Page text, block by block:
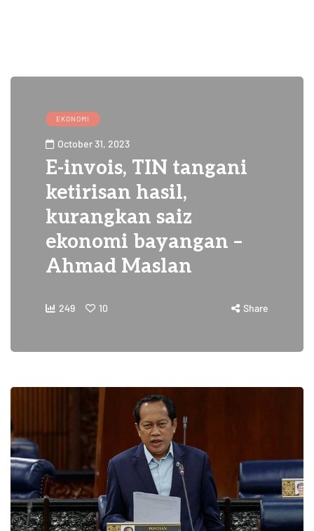
EKONOMI
October 31, 2023
E-invois, TIN tangani
ketirisan hasil,
kurangkan saiz
ekonomi bayangan –
Ahmad Maslan
249 10 Share